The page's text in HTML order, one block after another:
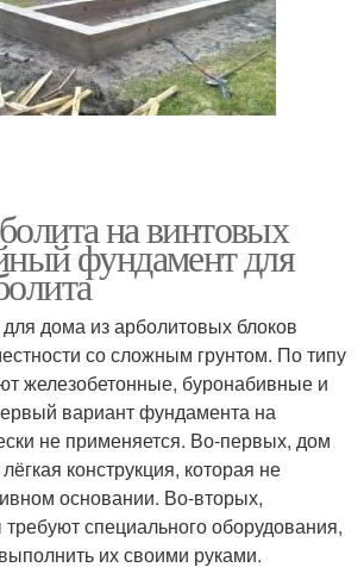
на винтовых
фундамент для
дома из арболитовых блоков
со сложным грунтом. По типу
железобетонные, буронабивные и
вариант фундамента на
не применяется. Во-первых, дом
конструкция, которая не
основании. Во-вторых,
специального оборудования,
их своими руками.